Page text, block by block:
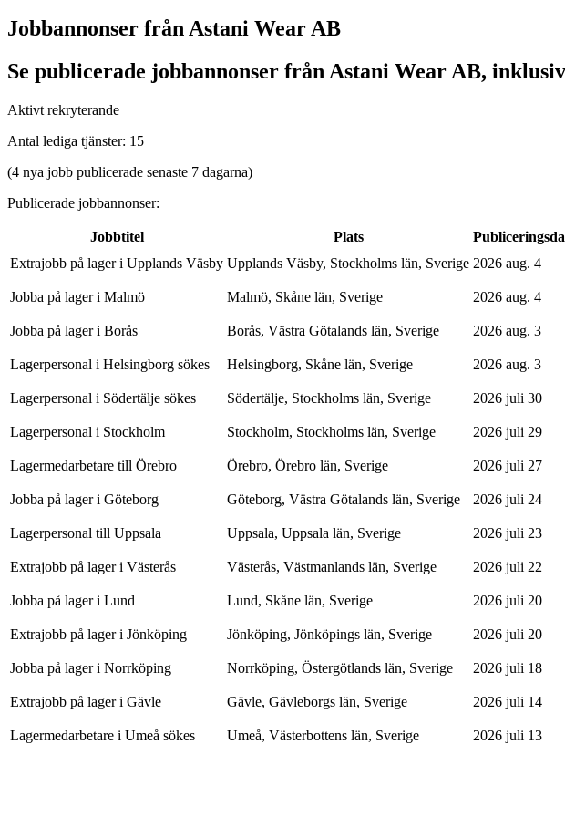
Jobbannonser från Astani Wear AB
Se publicerade jobbannonser från Astani Wear AB,
Aktivt rekryterande
Antal lediga tjänster: 15
(4 nya jobb publicerade senaste 7 dagarna)
Publicerade jobbannonser:
Jobbtitel Plats
Extrajobb på lager i Upplands Väsby Upplands Väsby, Stockholms län, Sverige 2026 aug. 4
Jobba på lager i Malmö
Malmö, Skåne län, Sverige 2026 aug. 4
Jobba på lager i Borås
Borås, Västra Götalands län, Sverige 2026 aug. 3
Lagerpersonal i Helsingborg sökes
Helsingborg, Skåne län, Sverige 2026 aug. 3
Lagerpersonal i Södertälje sökes
Södertälje, Stockholms län, Sverige 2026 juli 30
Lagerpersonal i Stockholm
Stockholm, Stockholms län, Sverige 2026 juli 29
Lagermedarbetare till Örebro
Örebro, Örebro län, Sverige 2026 juli 27
Jobba på lager i Göteborg
Göteborg, Västra Götalands län, Sverige 2026 juli 24
Lagerpersonal till Uppsala
Uppsala, Uppsala län, Sverige 2026 juli 23
Extrajobb på lager i Västerås
Västerås, Västmanlands län, Sverige 2026 juli 22
Jobba på lager i Lund
Lund, Skåne län, Sverige 2026 juli 20
Extrajobb på lager i Jönköping
Jönköping, Jönköpings län, Sverige 2026 juli 20
Jobba på lager i Norrköping
Norrköping, Östergötlands län, Sverige 2026 juli 18
Extrajobb på lager i Gävle
Gävle, Gävleborgs län, Sverige 2026 juli 14
Lagermedarbetare i Umeå sökes
Umeå, Västerbottens län, Sverige 2026 juli 13